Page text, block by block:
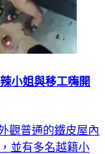
小姐與移工嗨開
觀普通的鐵皮屋內
並有多名越籍小